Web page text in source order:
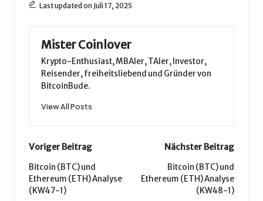
Last updated on Juli 17, 2025
Mister Coinlover
Krypto-Enthusiast, MBAler, TAler, Investor,
Reisender, freiheitsliebend und Gründer von
BitcoinBude.
View All Posts
Post
navigation
Voriger Beitrag
Bitcoin (BTC) und
Ethereum (ETH) Analyse
(KW47-1)
Nächster Beitrag
Bitcoin (BTC) und
Ethereum (ETH) Analyse
(KW48-1)